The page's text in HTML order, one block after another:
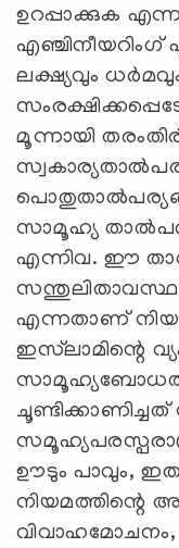
ഉറപ്പാക്കുക
എഞ്ചിനീയറിംഗ്
ലക്ഷ്യവും
മൂന്നായി
സാമൂഹ്യ
എന്നിവ. ഈ
എന്നതാണ്
ഇസ്‌ലാമിന്റെ
ഊടും പാവും,
നിയമത്തിന്റെ